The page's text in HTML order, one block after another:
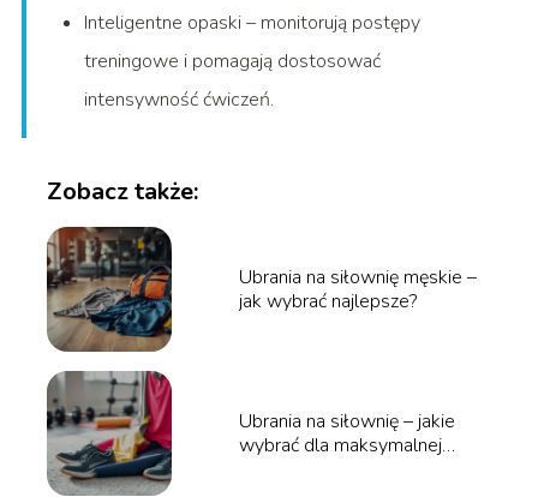
Inteligentne opaski – monitorują postępy
treningowe i pomagają dostosować
intensywność ćwiczeń.
Zobacz także:
Ubrania na siłownię męskie –
jak wybrać najlepsze?
Ubrania na siłownię – jakie
wybrać dla maksymalnej